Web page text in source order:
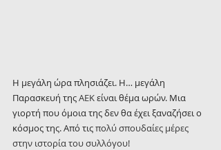
Η μεγάλη ώρα πλησιάζει. Η… μεγάλη
Παρασκευή της ΑΕΚ είναι θέμα ωρών. Μια
γιορτή που όμοια της δεν θα έχει ξαναζήσει ο
κόσμος της. Από τις πολύ σπουδαίες μέρες
στην ιστορία του συλλόγου!